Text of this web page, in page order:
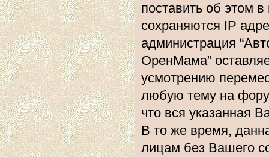
поставить об этом
сохраняются IP
администрация
ОренМама”
усмотрению
любую тему на
что вся указанная
В то же время,
лицам без Вашего